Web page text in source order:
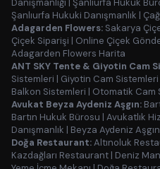
Danışmanlığı | Şanlıurfa Hukuk
Şanlıurfa Hukuki Danışmanlık |
Adagarden Flowers: Sakarya
Çiçek Siparişi | Online Çiçek
Adagarden Flowers Harita
ANT SKY Tente & Giyotin Cam
Sistemleri | Giyotin Cam Sistemleri
Balkon Sistemleri | Otomatik Cam
Avukat Beyza Aydeniz Aşgın:
Bartın Hukuk Bürosu | Avukatlık
Danışmanlık | Beyza Aydeniz
Doğa Restaurant:Altınoluk
Kazdağları Restaurant | Deniz